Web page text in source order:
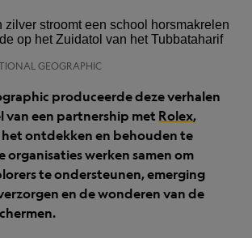
GEOGRAPHIC
produceerde deze verhalen
van een partnership met Rolex,
ontdekken en behouden te
organisaties werken samen om
te ondersteunen, emerging
en de wonderen van de